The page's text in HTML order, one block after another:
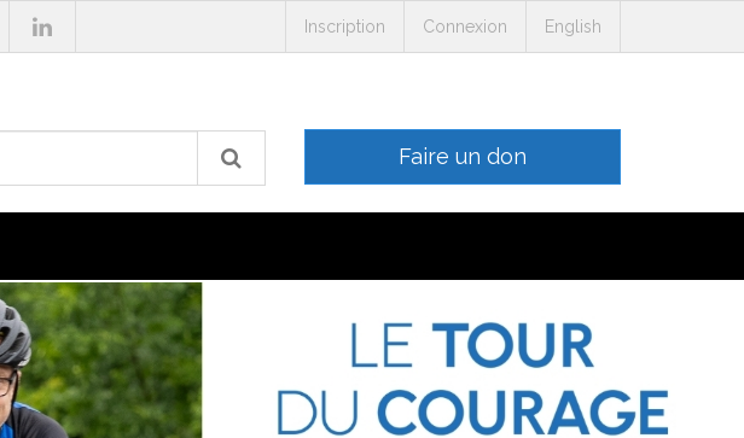
Inscription Connexion English
Faire un don